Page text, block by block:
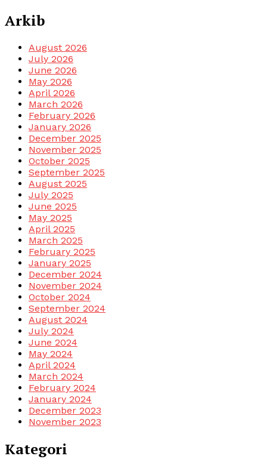
Arkib
August 2026
July 2026
June 2026
May 2026
April 2026
March 2026
February 2026
January 2026
December 2025
November 2025
October 2025
September 2025
August 2025
July 2025
June 2025
May 2025
April 2025
March 2025
February 2025
January 2025
December 2024
November 2024
October 2024
September 2024
August 2024
July 2024
June 2024
May 2024
April 2024
March 2024
February 2024
January 2024
December 2023
November 2023
Kategori